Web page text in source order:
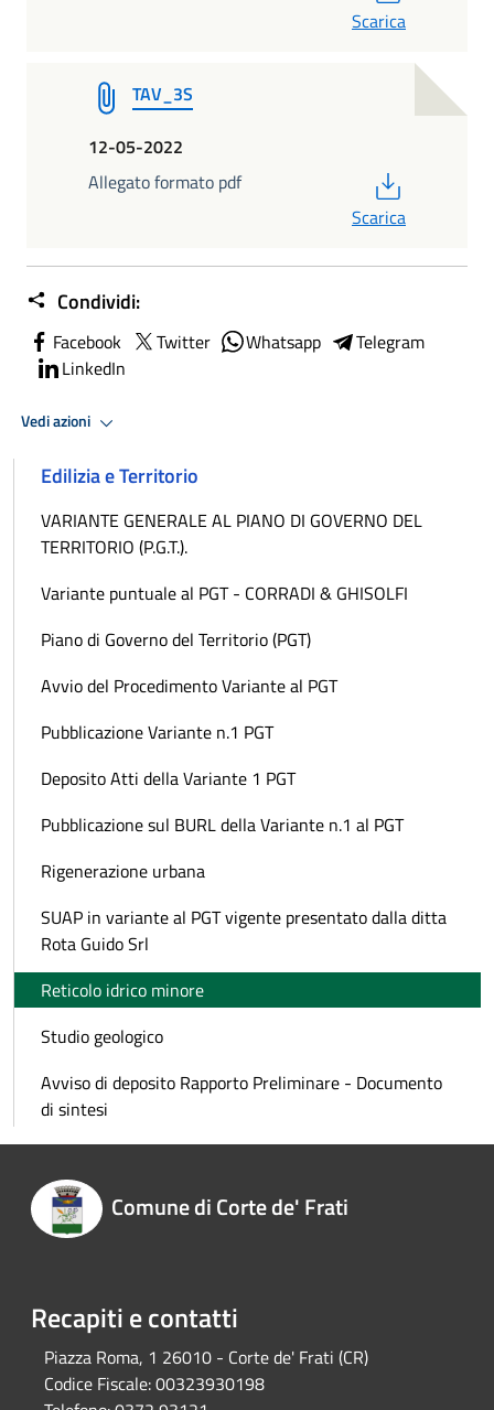
Scarica
TAV_3S
12-05-2022
Allegato formato pdf
Scarica
Condividi:
Facebook Twitter Whatsapp
Telegram
LinkedIn
Vedi azioni
Edilizia e Territorio
VARIANTE GENERALE AL PIANO DI GOVERNO DEL
TERRITORIO (P.G.T.).
Variante puntuale al PGT - CORRADI & GHISOLFI
Piano di Governo del Territorio (PGT)
Avvio del Procedimento Variante al PGT
Pubblicazione Variante n.1 PGT
Deposito Atti della Variante 1 PGT
Pubblicazione sul BURL della Variante n.1 al PGT
Rigenerazione urbana
SUAP in variante al PGT vigente presentato dalla ditta
Rota Guido Srl
Reticolo idrico minore
Studio geologico
Avviso di deposito Rapporto Preliminare - Documento
di sintesi
Comune di Corte de' Frati
Recapiti e contatti
Piazza Roma, 1 26010 - Corte de' Frati (CR)
Codice Fiscale:00323930198